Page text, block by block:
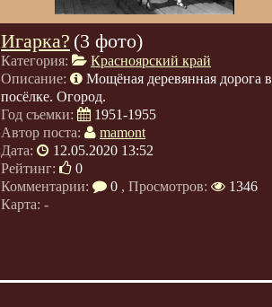
Игарка? (3 фото)
Категория:
Красноярский край
Описание:
Мощёная деревянная дорога в
посёлке. Огород.
Год съемки:
1951-1955
Автор поста:
mamont
Дата:
12.05.2020 13:52
Рейтинг:
0
Комментарии:
0 , Просмотров:
1346
Карта: -